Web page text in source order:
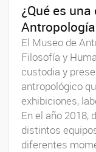
¿Qué es
El Museo de
Filosofía y
custodia y
antropológico
exhibiciones,
En el año 2018,
distintos
diferentes